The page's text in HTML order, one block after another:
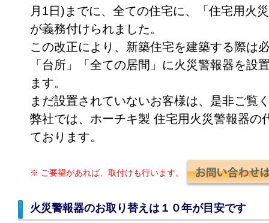
月1日)までに、全ての住宅に、「住宅用火
が義務付けられました。
この改正により、新築住宅を建築する際は
「台所」「全ての居間」に火災警報器を設
ます。
まだ設置されていないお客様は、是非ご覧
弊社では、ホーチキ製 住宅用火災警報器の
ております。
※ ご要望があれば、取付けも行います。
火災警報器のお取り替えは１０年が目安です